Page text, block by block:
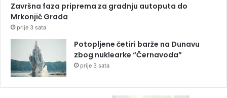
Završna faza priprema za gradnju autoputa do
Mrkonjić Grada
prije 3 sata
Potopljene četiri barže na Dunavu
zbog nuklearke “Černavoda”
prije 3 sata